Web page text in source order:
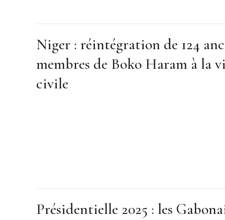
Niger : réintégration de 124
membres de Boko Haram à la
civile
Présidentielle 2025 : les